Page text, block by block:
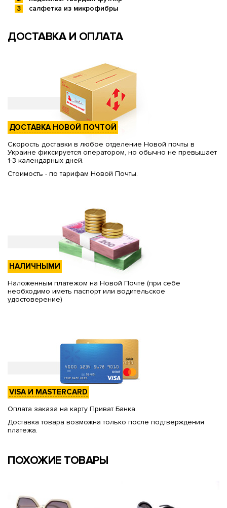
салфетка из микрофибры
ДОСТАВКА И ОПЛАТА
ДОСТАВКА НОВОЙ ПОЧТОЙ
Скорость доставки в любое отделение Новой почты в
Украине фиксируется оператором, но обычно не превышает
1-3 календарных дней.
Стоимость - по тарифам Новой Почты.
НАЛИЧНЫМИ
Наложенным платежом на Новой Почте (при себе
необходимо иметь паспорт или водительское
удостоверение)
VISA И MASTERCARD
Оплата заказа на карту Приват Банка.
Доставка товара возможна только после подтверждения
платежа.
ПОХОЖИЕ ТОВАРЫ